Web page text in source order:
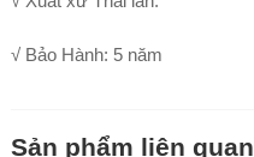
√ Bảo Hành: 5 năm
Sản phẩm liên quan